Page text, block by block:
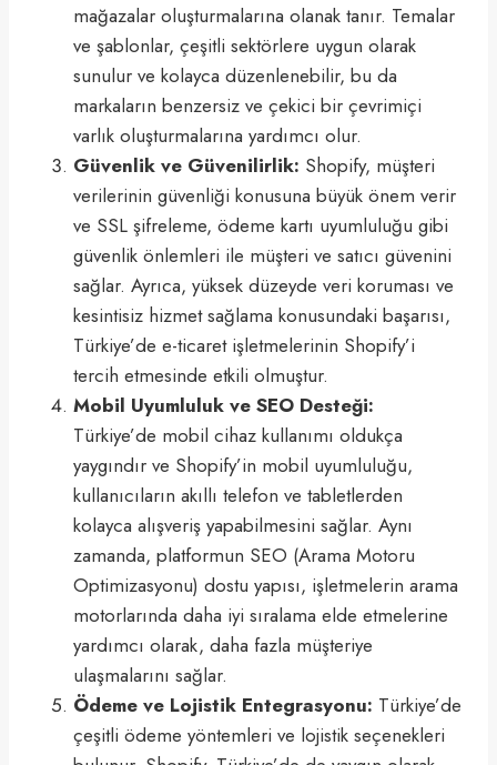
mağazalar oluşturmalarına olanak tanır. Temalar
ve şablonlar, çeşitli sektörlere uygun olarak
sunulur ve kolayca düzenlenebilir, bu da
markaların benzersiz ve çekici bir çevrimiçi
varlık oluşturmalarına yardımcı olur.
Güvenlik ve Güvenilirlik: Shopify, müşteri
verilerinin güvenliği konusuna büyük önem verir
ve SSL şifreleme, ödeme kartı uyumluluğu gibi
güvenlik önlemleri ile müşteri ve satıcı güvenini
sağlar. Ayrıca, yüksek düzeyde veri koruması ve
kesintisiz hizmet sağlama konusundaki başarısı,
Türkiye’de e-ticaret işletmelerinin Shopify’i
tercih etmesinde etkili olmuştur.
Mobil Uyumluluk ve SEO Desteği:
Türkiye’de mobil cihaz kullanımı oldukça
yaygındır ve Shopify’in mobil uyumluluğu,
kullanıcıların akıllı telefon ve tabletlerden
kolayca alışveriş yapabilmesini sağlar. Aynı
zamanda, platformun SEO (Arama Motoru
Optimizasyonu) dostu yapısı, işletmelerin arama
motorlarında daha iyi sıralama elde etmelerine
yardımcı olarak, daha fazla müşteriye
ulaşmalarını sağlar.
Ödeme ve Lojistik Entegrasyonu: Türkiye’de
çeşitli ödeme yöntemleri ve lojistik seçenekleri